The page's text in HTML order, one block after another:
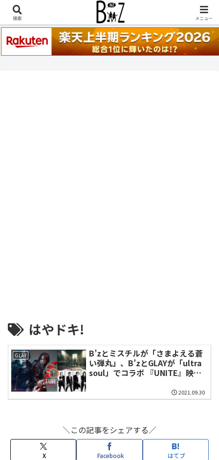
稲葉浩志『en-Zepp』『enⅣ』セトリ一覧はこちら
はやドキ!
GLAY
B’zとミスチルが「さまよえる蒼
い弾丸」、B’zとGLAYが「ultra
soul」でコラボ 『UNITE』映像
2021.09.30
＼この記事をシェアする／
X Facebook はてブ
検索 メニュー